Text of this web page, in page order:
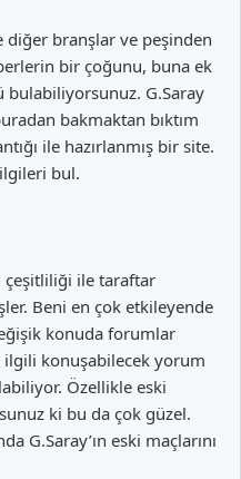
diğer branşlar ve peşinden
bir çoğunu, buna ek
G.Saray
bakmaktan bıktım
ile hazırlanmış bir site.
bul.
çeşitliliği ile taraftar
Beni en çok etkileyende
konuda forumlar
ilgili konuşabilecek yorum
Özellikle eski
ki bu da çok güzel.
G.Saray’ın eski maçlarını